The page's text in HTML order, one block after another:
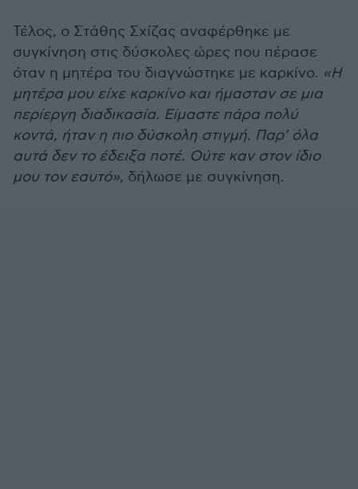
Τέλος, ο Στάθης Σχίζας αναφέρθηκε με
συγκίνηση στις δύσκολες ώρες που πέρασε
όταν η μητέρα του διαγνώστηκε με καρκίνο. «Η
μητέρα μου είχε καρκίνο και ήμασταν σε μια
περίεργη διαδικασία. Είμαστε πάρα πολύ
κοντά, ήταν η πιο δύσκολη στιγμή. Παρ’ όλα
αυτά δεν το έδειξα ποτέ. Ούτε καν στον ίδιο
μου τον εαυτό», δήλωσε με συγκίνηση.